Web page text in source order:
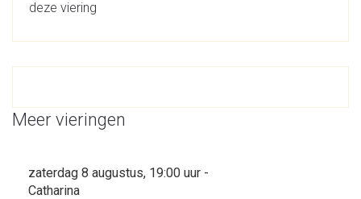
deze viering
Meer vieringen
zaterdag 8 augustus, 19:00 uur -
Catharina